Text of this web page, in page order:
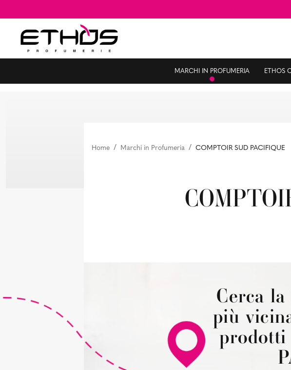
MARCHI IN PROFUMERIA ETHOS
Home Marchi in Profumeria COMPTOIR SUD PACIFIQUE
Cerca
più
prodotti